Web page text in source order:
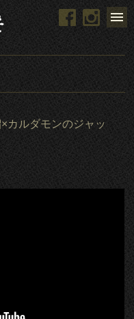
Bar 石の華 -BARFacebook
カルダモンのジャッ